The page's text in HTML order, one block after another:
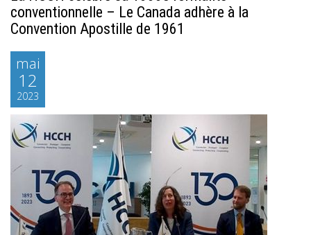
conventionnelle – Le Canada adhère à la
Convention Apostille de 1961
mai
12
2023